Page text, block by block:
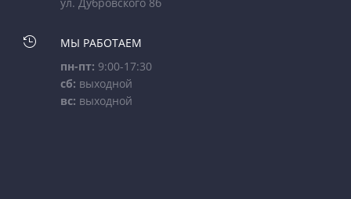

МЫ РАБОТАЕМ
пн-пт: 9:00-17:30
сб: выходной
вс: выходной